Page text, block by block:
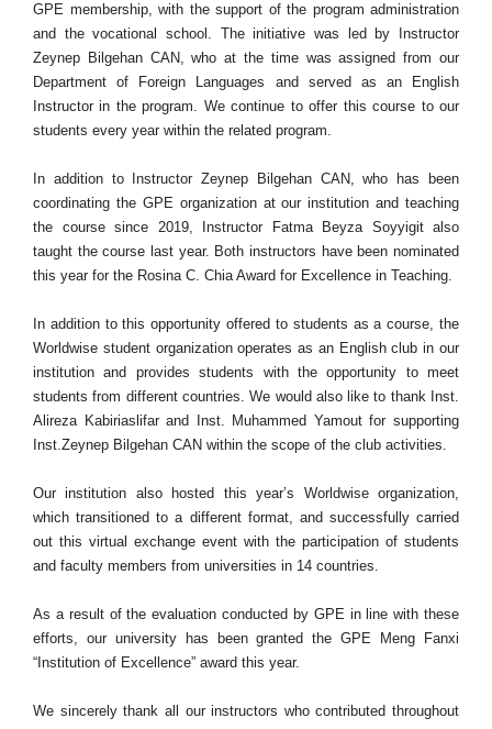
GPE membership, with the support of the program administration
and the vocational school. The initiative was led by Instructor
Zeynep Bilgehan CAN, who at the time was assigned from our
Department of Foreign Languages and served as an English
Instructor in the program. We continue to offer this course to our
students every year within the related program.
In addition to Instructor Zeynep Bilgehan CAN, who has been
coordinating the GPE organization at our institution and teaching
the course since 2019, Instructor Fatma Beyza Soyyigit also
taught the course last year. Both instructors have been nominated
this year for the Rosina C. Chia Award for Excellence in Teaching.
In addition to this opportunity offered to students as a course, the
Worldwise student organization operates as an English club in our
institution and provides students with the opportunity to meet
students from different countries. We would also like to thank Inst.
Alireza Kabiriaslifar and Inst. Muhammed Yamout for supporting
Inst.Zeynep Bilgehan CAN within the scope of the club activities.
Our institution also hosted this year’s Worldwise organization,
which transitioned to a different format, and successfully carried
out this virtual exchange event with the participation of students
and faculty members from universities in 14 countries.
As a result of the evaluation conducted by GPE in line with these
efforts, our university has been granted the GPE Meng Fanxi
“Institution of Excellence” award this year.
We sincerely thank all our instructors who contributed throughout